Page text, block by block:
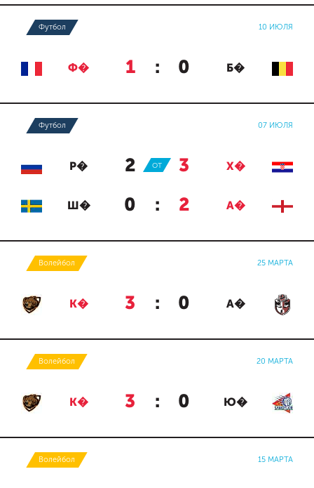
Футбол 10 ИЮЛЯ
Ф� 1 : 0 Б�
Футбол 07 ИЮЛЯ
Р� 2 : 3 Х�
ОТ
Ш� 0 : 2 А�
Волейбол 25 МАРТА
К� 3 : 0 А�
Волейбол 20 МАРТА
К� 3 : 0 Ю�
Волейбол 15 МАРТА